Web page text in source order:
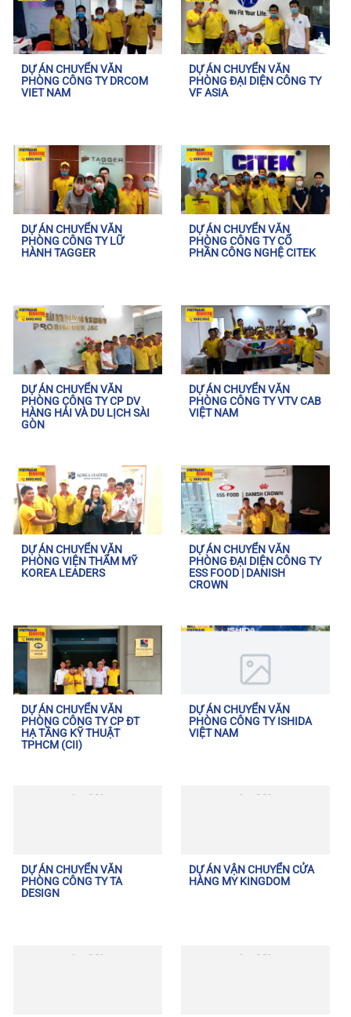
DỰ ÁN CHUYỂN VĂN
PHÒNG CÔNG TY DRCOM
VIET NAM
DỰ ÁN CHUYỂN VĂN
PHÒNG ĐẠI DIỆN CÔNG TY
VF ASIA
DỰ ÁN CHUYỂN VĂN
PHÒNG CÔNG TY LỮ
HÀNH TAGGER
DỰ ÁN CHUYỂN VĂN
PHÒNG CÔNG TY CỔ
PHẦN CÔNG NGHỆ CITEK
DỰ ÁN CHUYỂN VĂN
PHÒNG CÔNG TY CP DV
HÀNG HẢI VÀ DU LỊCH SÀI
GÒN
DỰ ÁN CHUYỂN VĂN
PHÒNG CÔNG TY VTV CAB
VIỆT NAM
DỰ ÁN CHUYỂN VĂN
PHÒNG VIỆN THẨM MỸ
KOREA LEADERS
DỰ ÁN CHUYỂN VĂN
PHÒNG ĐẠI DIỆN CÔNG TY
ESS FOOD | DANISH
CROWN
DỰ ÁN CHUYỂN VĂN
PHÒNG CÔNG TY CP ĐT
HẠ TẦNG KỸ THUẬT
TPHCM (CII)
DỰ ÁN CHUYỂN VĂN
PHÒNG CÔNG TY ISHIDA
VIỆT NAM
DỰ ÁN CHUYỂN VĂN
PHÒNG CÔNG TY TA
DESIGN
DỰ ÁN VẬN CHUYỂN CỬA
HÀNG MY KINGDOM